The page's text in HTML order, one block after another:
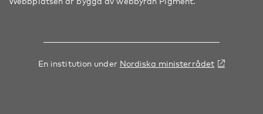
En institution under Nordiska ministerrådet